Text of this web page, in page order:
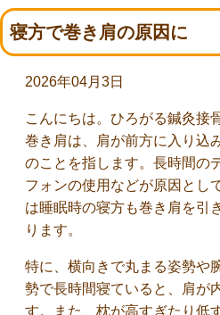
寝方で巻き肩の原因に
2026年04月3日
こんにちは。ひろがる鍼灸接
巻き肩は、肩が前方に入り込
のことを指します。長時間の
フォンの使用などが原因とし
は睡眠時の寝方も巻き肩を引
ります。
特に、横向きで丸まる姿勢や
勢で長時間寝ていると、肩が
す。また、枕が高すぎたり低